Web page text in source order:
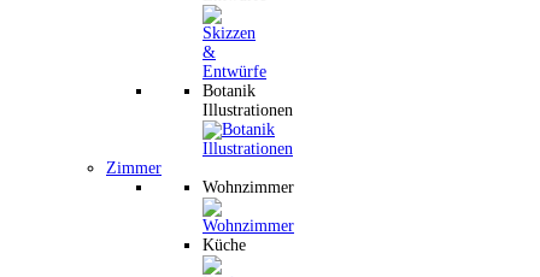
Botanik
Illustrationen
Zimmer
Wohnzimmer
Küche